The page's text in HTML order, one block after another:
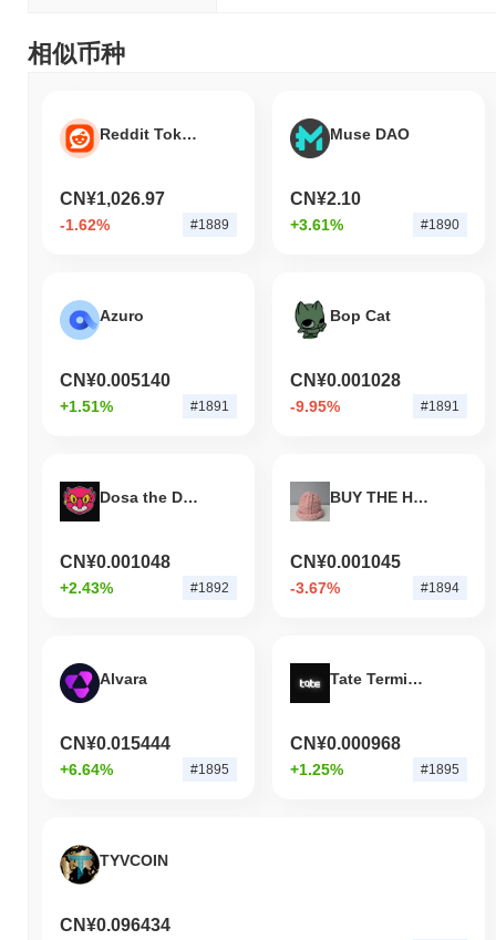
相似币种
Reddit Tokenized Stock (Ondo)
CN¥1,026.97
-1.62% #1889
Muse DAO
CN¥2.10
+3.61% #1890
Azuro
CN¥0.005140
+1.51% #1891
Bop Cat
CN¥0.001028
-9.95% #1891
Dosa the Demon
CN¥0.001048
+2.43% #1892
BUY THE HAT
CN¥0.001045
-3.67% #1894
Alvara
CN¥0.015444
+6.64% #1895
Tate Terminal
CN¥0.000968
+1.25% #1895
TYVCOIN
CN¥0.096434